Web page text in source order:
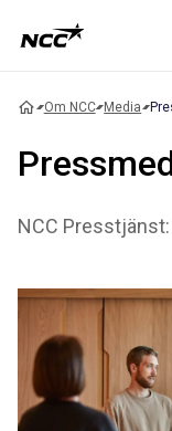
Om NCC Media
NCC